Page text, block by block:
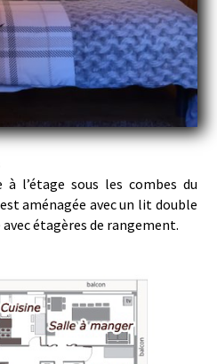
l’étage sous les combes du
aménagée avec un lit double
avec étagères de rangement.